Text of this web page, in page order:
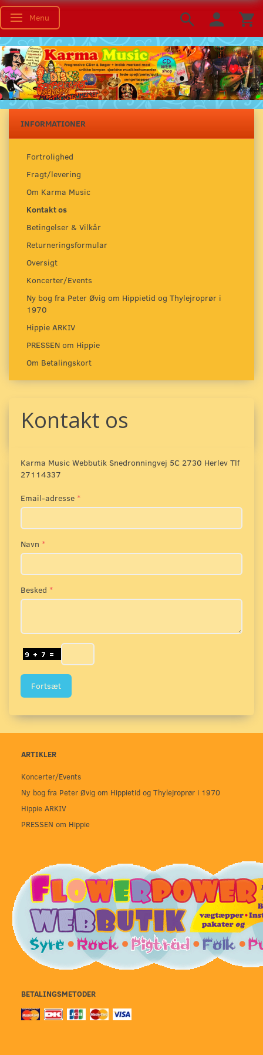
Skifte navigation
Menu
INFORMATIONER
Fortrolighed
Fragt/levering
Om Karma Music
Kontakt os
Betingelser & Vilkår
Returneringsformular
Oversigt
Koncerter/Events
Ny bog fra Peter Øvig om Hippietid og Thylejroprør i
1970
Hippie ARKIV
PRESSEN om Hippie
Om Betalingskort
Kontakt os
Karma Music Webbutik Snedronningvej 5C 2730 Herlev Tlf
27114337
Email-adresse
Navn
Besked
Fortsæt
ARTIKLER
Koncerter/Events
Ny bog fra Peter Øvig om Hippietid og Thylejroprør i 1970
Hippie ARKIV
PRESSEN om Hippie
BETALINGSMETODER